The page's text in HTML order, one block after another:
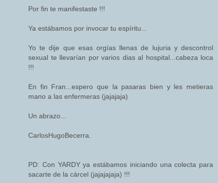
Por fin te manifestaste !!!
Ya estábamos por invocar tu espíritu...
Yo te dije que esas orgías llenas de lujuria y descontrol
sexual te llevarían por varios dias al hospital...cabeza loca
!!!
En fin Fran...espero que la pasaras bien y les metieras
mano a las enfermeras (jajajaja)
Un abrazo...
CarlosHugoBecerra.
PD: Con YARDY ya estábamos iniciando una colecta para
sacarte de la cárcel (jajajajaja) !!!